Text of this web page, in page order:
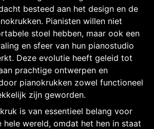
besteed aan het design en de
Pianisten willen niet
stoel hebben, maar ook een
en sfeer van hun pianostudio
Deze evolutie heeft geleid tot
prachtige ontwerpen en
pianokrukken zowel functioneel
zijn geworden.
is van essentieel belang voor
hele wereld, omdat het hen in staat